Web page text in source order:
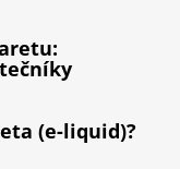
(e-liquid)?